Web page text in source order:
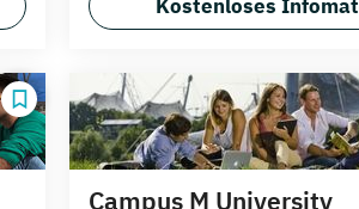
Kostenloses
Campus M University